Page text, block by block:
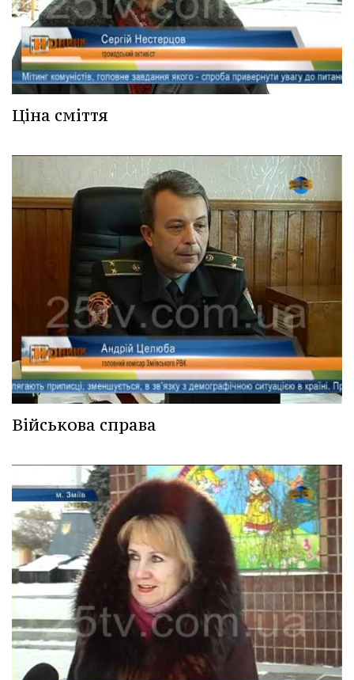
Ціна сміття
Військова справа